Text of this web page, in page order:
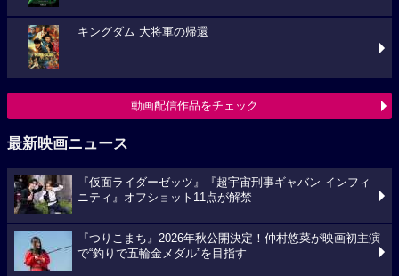
キングダム 大将軍の帰還
動画配信作品をチェック
最新映画ニュース
『仮面ライダーゼッツ』『超宇宙刑事ギャバン インフィ
ニティ』オフショット11点が解禁
『つりこまち』2026年秋公開決定！仲村悠菜が映画初主演
で“釣りで五輪金メダル”を目指す